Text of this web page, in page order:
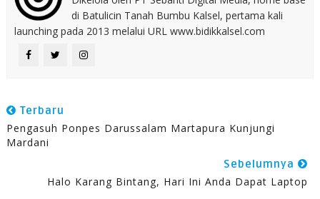
di Batulicin Tanah Bumbu Kalsel, pertama kali
launching pada 2013 melalui URL www.bidikkalsel.com
Terbaru
Pengasuh Ponpes Darussalam Martapura Kunjungi
Mardani
Sebelumnya
Halo Karang Bintang, Hari Ini Anda Dapat Laptop